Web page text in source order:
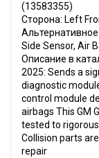
(13583355)
Сторона: Left
Side Sensor, Air
Описание в
2025: Sends a
diagnostic
control module
airbags This GM
tested to
Collision parts
repair